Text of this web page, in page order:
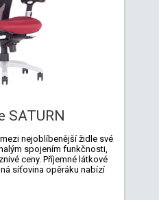
SATURN
nejoblíbenější židle své
spojením funkčnosti,
ceny. Příjemné látkové
síťovina opěráku nabízí